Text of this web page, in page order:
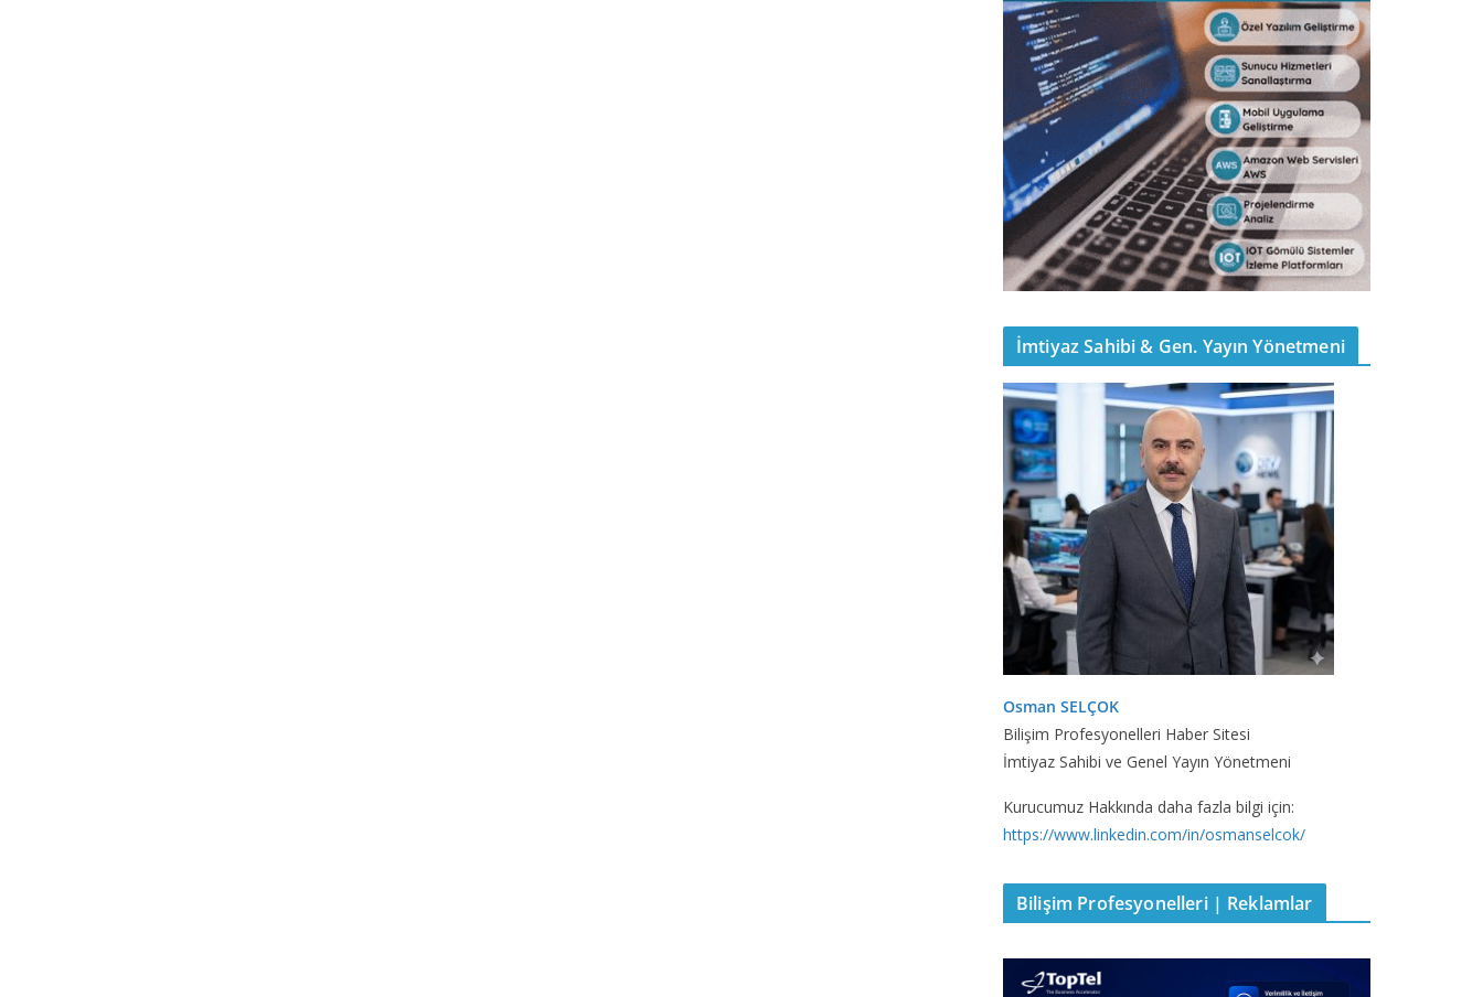
İmtiyaz Sahibi & Gen. Yayın Yönetmeni
Osman SELÇOK
Bilişim Profesyonelleri Haber Sitesi
İmtiyaz Sahibi ve Genel Yayın Yönetmeni
Kurucumuz Hakkında daha fazla bilgi için:
https://www.linkedin.com/in/osmanselcok/
Bilişim Profesyonelleri | Reklamlar